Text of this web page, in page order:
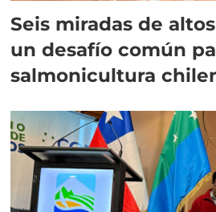
Seis miradas de
un desafío común
salmonicultura